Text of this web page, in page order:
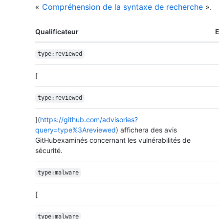
« Compréhension de la syntaxe de recherche ».
Qualificateur
type:reviewed
[
type:reviewed
](https://github.com/advisories?
query=type%3Areviewed) affichera des avis
GitHubexaminés concernant les vulnérabilités de
sécurité.
type:malware
[
type:malware